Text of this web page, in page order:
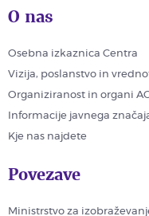
O nas
Osebna izkaznica Centra
Vizija, poslanstvo in
Organiziranost in organi
Informacije javnega
Kje nas najdete
Povezave
Ministrstvo za